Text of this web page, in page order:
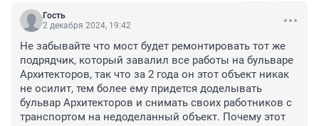
Гость
2 декабря 2024, 19:42
Не забывайте что мост будет ремонтировать тот же
подрядчик, который завалил все работы на бульваре
Архитекторов, так что за 2 года он этот объект никак
не осилит, тем более ему придется доделывать
бульвар Архитекторов и снимать своих работников с
транспортом на недоделанный объект. Почему этот